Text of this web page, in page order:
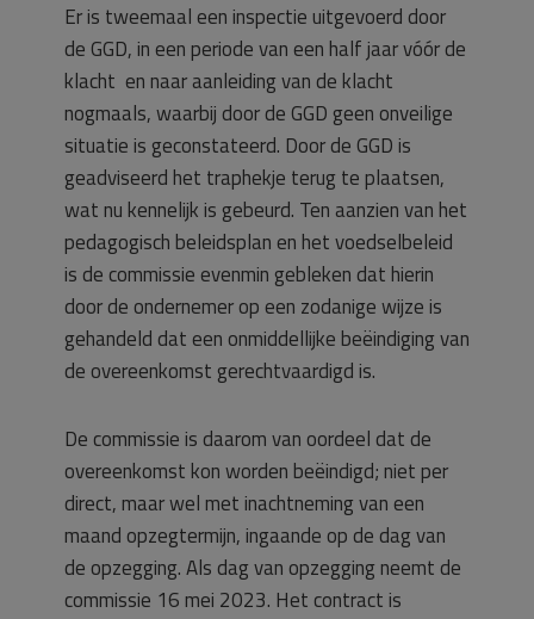
Er is tweemaal een inspectie uitgevoerd door
de GGD, in een periode van een half jaar vóór de
klacht en naar aanleiding van de klacht
nogmaals, waarbij door de GGD geen onveilige
situatie is geconstateerd. Door de GGD is
geadviseerd het traphekje terug te plaatsen,
wat nu kennelijk is gebeurd. Ten aanzien van het
pedagogisch beleidsplan en het voedselbeleid
is de commissie evenmin gebleken dat hierin
door de ondernemer op een zodanige wijze is
gehandeld dat een onmiddellijke beëindiging van
de overeenkomst gerechtvaardigd is.
De commissie is daarom van oordeel dat de
overeenkomst kon worden beëindigd; niet per
direct, maar wel met inachtneming van een
maand opzegtermijn, ingaande op de dag van
de opzegging. Als dag van opzegging neemt de
commissie 16 mei 2023. Het contract is